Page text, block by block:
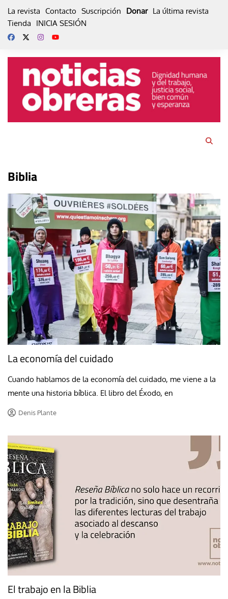
La revista Contacto Suscripción Donar La última revista
Tienda
INICIA SESIÓN
Biblia
La economía del cuidado
Cuando hablamos de la economía del cuidado, me viene a la
mente una historia bíblica. El libro del Éxodo, en
Denis Plante
El trabajo en la Biblia